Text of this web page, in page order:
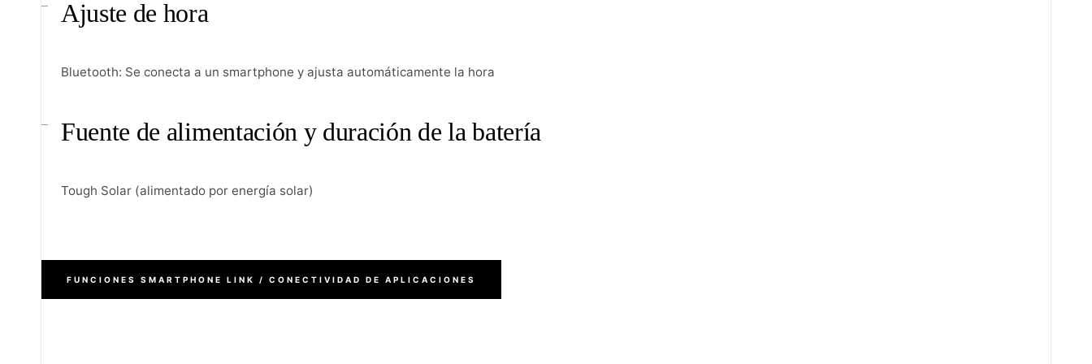
Ajuste de hora
Bluetooth: Se conecta a un smartphone y ajusta automáticamente la hora
Fuente de alimentación y duración de la batería
Tough Solar (alimentado por energía solar)
FUNCIONES SMARTPHONE LINK / CONECTIVIDAD DE APLICACIONES